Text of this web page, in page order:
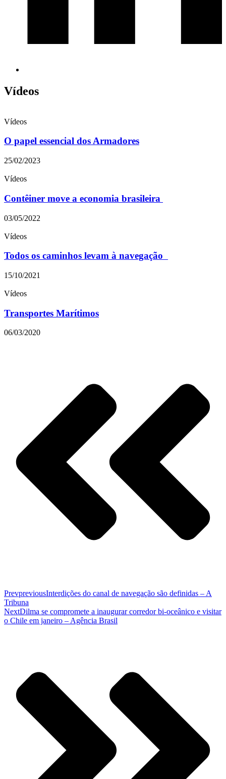
Vídeos
Vídeos
O papel essencial dos Armadores
25/02/2023
Vídeos
Contêiner move a economia brasileira
03/05/2022
Vídeos
Todos os caminhos levam à navegação
15/10/2021
Vídeos
Transportes Marítimos
06/03/2020
PrevpreviousInterdições do canal de navegação são definidas – A
Tribuna
NextDilma se compromete a inaugurar corredor bi-oceânico e visitar
o Chile em janeiro – Agência Brasil